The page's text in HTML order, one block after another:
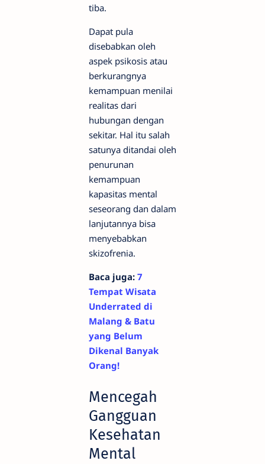
tiba.
Dapat pula
disebabkan oleh
aspek psikosis atau
berkurangnya
kemampuan menilai
realitas dari
hubungan dengan
sekitar. Hal itu salah
satunya ditandai oleh
penurunan
kemampuan
kapasitas mental
seseorang dan dalam
lanjutannya bisa
menyebabkan
skizofrenia.
Baca juga: 7
Tempat Wisata
Underrated di
Malang & Batu
yang Belum
Dikenal Banyak
Orang!
Mencegah
Gangguan
Kesehatan
Mental